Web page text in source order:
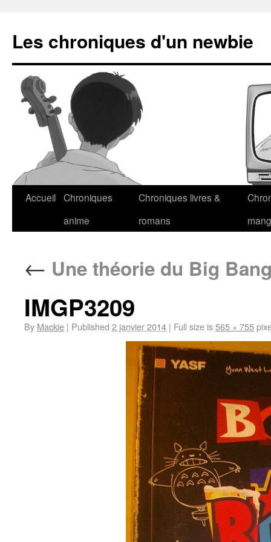
Les chroniques d'un newbie
Accueil Chroniques
anime
Chroniques livres &
romans
← Une théorie du Big
IMGP3209
By Mackie | Published 2 janvier 2014 | Full size is565 × 755